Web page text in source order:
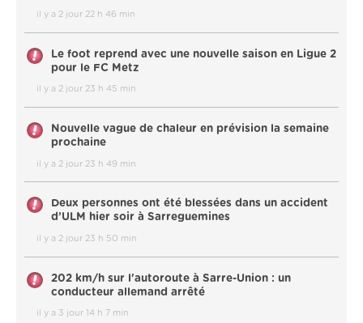
il y a 2 jour 22 h 46 min
Le foot reprend avec une nouvelle saison en Ligue 2
pour le FC Metz
il y a 2 jour 23 h 45 min
Nouvelle vague de chaleur en prévision la semaine
prochaine
il y a 2 jour 23 h 49 min
Deux personnes ont été blessées dans un accident
d’ULM hier soir à Sarreguemines
il y a 2 jour 23 h 50 min
202 km/h sur l'autoroute à Sarre-Union : un
conducteur allemand arrêté
il y a 3 jour 14 h 7 min